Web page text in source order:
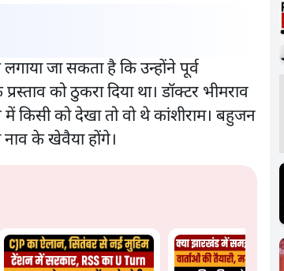
जा सकता है कि उन्होंने पूर्व
प्रस्ताव को ठुकरा दिया था। डॉक्टर भीमराव
को देखा तो वो थे कांशीराम। बहुजन
के खेवैया होंगे।